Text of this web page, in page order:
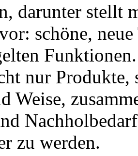
darunter stellt
schöne,
nur Produkte,
Weise,
zu werden.